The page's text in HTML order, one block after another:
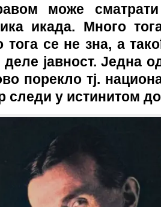
може
икада. Много
се не зна, а
деле јавност. Једна
порекло тј.
следи у истинитом